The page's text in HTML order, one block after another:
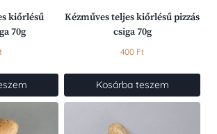
kiőrlésű
70g
Kézműves teljes kiőrlésű pizzás
csiga 70g
400 Ft
Kosárba teszem